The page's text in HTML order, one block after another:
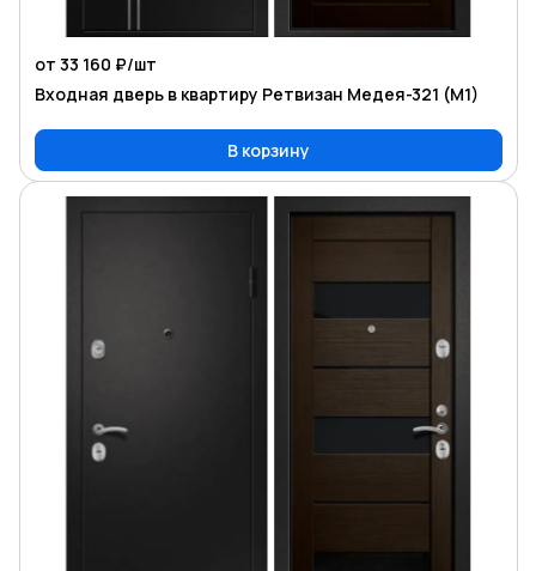
от 33 160 ₽/шт
Входная дверь в квартиру Ретвизан Медея-321 (М1)
В корзину